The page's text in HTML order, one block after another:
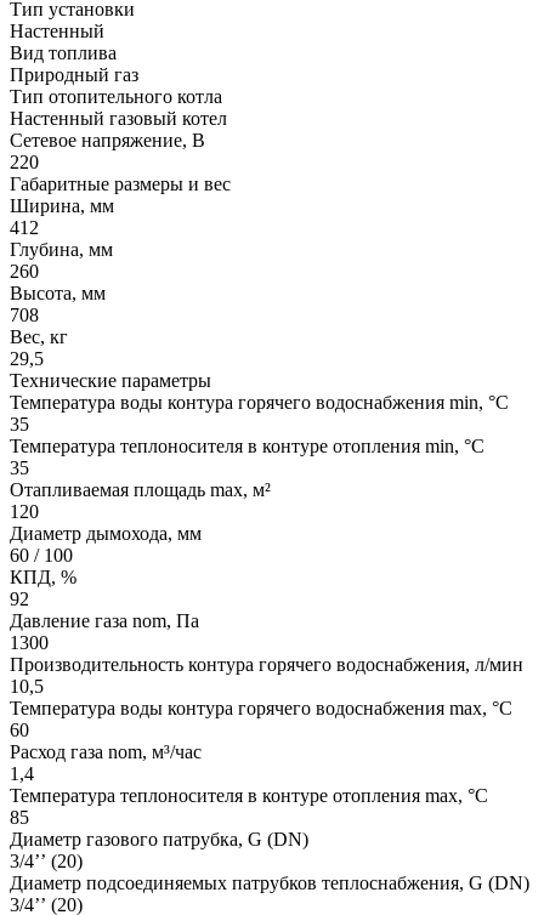
Тип установки
Настенный
Вид топлива
Природный газ
Тип отопительного котла
Настенный газовый котел
Сетевое напряжение, В
220
Габаритные размеры и вес
Ширина, мм
412
Глубина, мм
260
Высота, мм
708
Вес, кг
29,5
Технические параметры
Температура воды контура горячего водоснабжения min, °С
35
Температура теплоносителя в контуре отопления min, °С
35
Отапливаемая площадь max, м²
120
Диаметр дымохода, мм
60 / 100
КПД, %
92
Давление газа nom, Па
1300
Производительность контура горячего водоснабжения, л/мин
10,5
Температура воды контура горячего водоснабжения max, °С
60
Расход газа nom, м³/час
1,4
Температура теплоносителя в контуре отопления max, °С
85
Диаметр газового патрубка, G (DN)
3/4’’ (20)
Диаметр подсоединяемых патрубков теплоснабжения, G (DN)
3/4’’ (20)